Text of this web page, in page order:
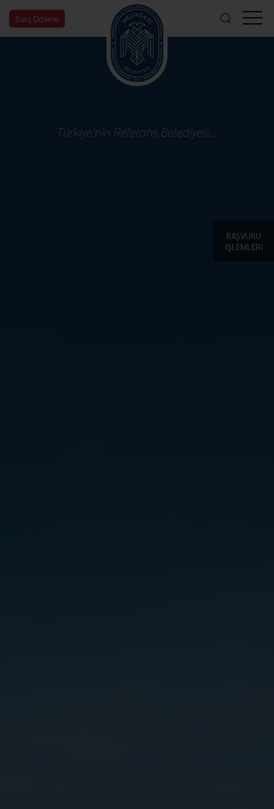
Borç Ödeme
BAŞVURU
İŞLEMLERİ
Türkiye'nin Referans Belediyesi...